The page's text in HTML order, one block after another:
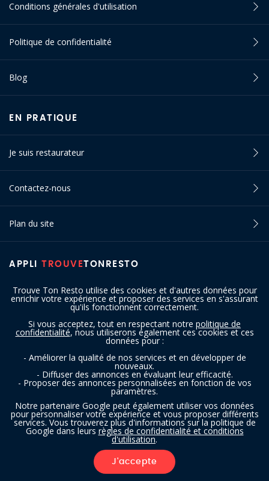
Trouve Ton Resto utilise des cookies et d'autres données pour
enrichir votre expérience et proposer des services en s'assurant
qu'ils fonctionnent correctement.
Si vous acceptez, tout en respectant notre politique de
confidentialité, nous utiliserons également ces cookies et ces
données pour :
- Améliorer la qualité de nos services et en développer de
nouveaux.
- Diffuser des annonces en évaluant leur efficacité.
- Proposer des annonces personnalisées en fonction de vos
paramètres.
Notre partenaire Google peut également utiliser vos données
pour personnaliser votre expérience et vous proposer différents
services. Vous trouverez plus d'informations sur la politique de
Google dans leurs règles de confidentialité et conditions
d'utilisation.
J'accepte
APPLI TROUVETONRESTO
Conditions générales d'utilisation
Politique de confidentialité
Blog
EN PRATIQUE
Je suis restaurateur
Contactez-nous
Plan du site
SUIVEZ-NOUS
Copyright © 2016 - 2026 trouvetonresto.be ‐ Tous droits réservés | JDC
Resto SRL | Rue de Mettet 12 - 5640 Mettet (Belgique)